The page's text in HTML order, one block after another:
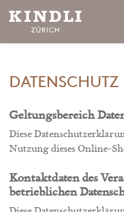
DATENSCHUTZ
Geltungsbereich
Diese
Nutzung dieses Online-
Kontaktdaten des
betrieblichen